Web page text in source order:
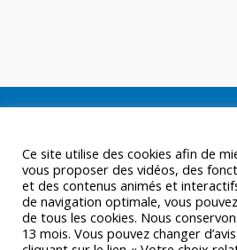
Ce site utilise des cookies afin de
vous proposer des vidéos, des
et des contenus animés et
de navigation optimale, vous
de tous les cookies. Nous
13 mois. Vous pouvez changer